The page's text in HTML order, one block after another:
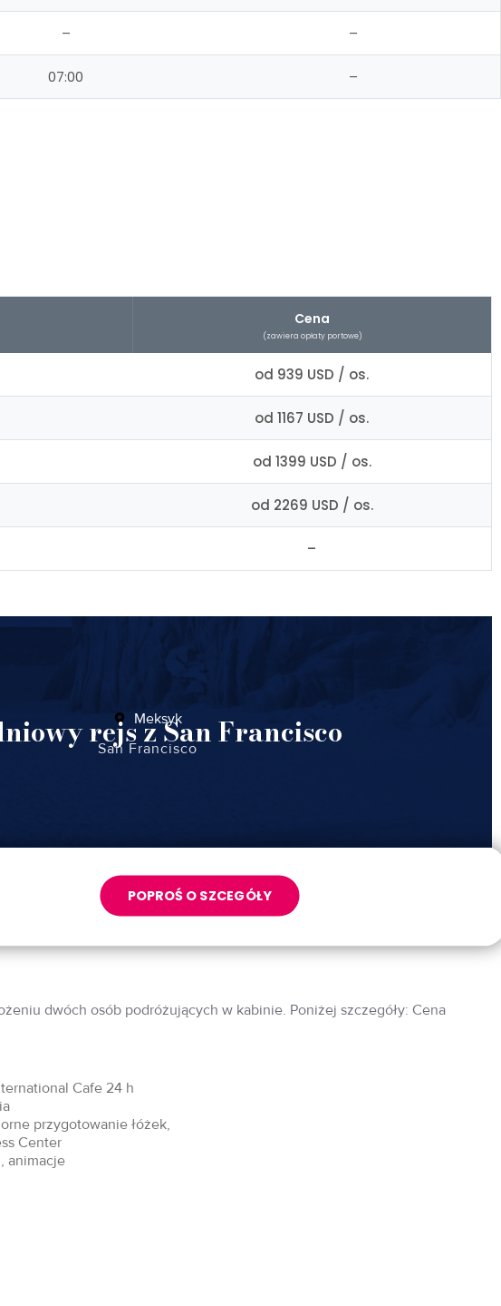
– –
07:00 –
Cena
(zawiera opłaty portowe)
od 939 USD / os.
od 1167 USD / os.
od 1399 USD / os.
od 2269 USD / os.
–
Meksyk
rejs z San Francisco
San Francisco
POPROŚ O SZCEGÓŁY
dwóch osób podróżujących w kabinie. Poniżej szczegóły: Cena
Cafe 24 h
przygotowanie łóżek,
Center
animacje